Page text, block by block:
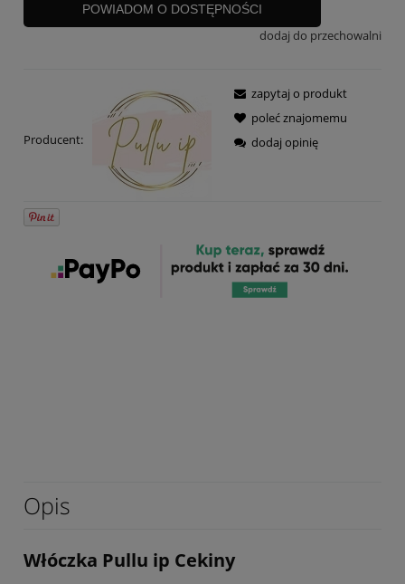
POWIADOM O DOSTĘPNOŚCI
dodaj do przechowalni
Producent:
zapytaj o produkt
poleć znajomemu
dodaj opinię
Opis
Włóczka Pullu ip Cekiny